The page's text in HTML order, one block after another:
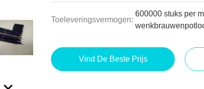
Toeleveringsvermogen:
600000 stuks per
Vind De Beste Prijs